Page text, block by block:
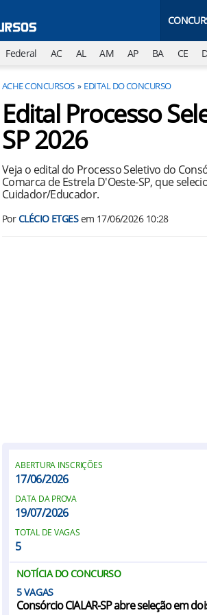
Federal AC AL AM AP BA CE
ACHE CONCURSOS EDITAL DO CONCURSO
Edital Processo
SP 2026
Veja o edital do Processo Seletivo do
Comarca de Estrela D'Oeste-SP, que
Cuidador/Educador.
PorCLÉCIO ETGESem 17/06/2026 10:28
ABERTURA INSCRIÇÕES
17/06/2026
DATA DA PROVA
19/07/2026
TOTAL DE VAGAS
5
NOTÍCIA DO CONCURSO
5
Consórcio CIALAR-SP abre seleção em